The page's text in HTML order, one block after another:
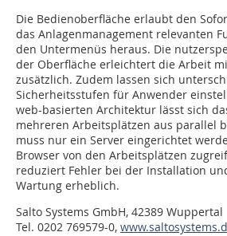
Die Bedienoberfläche erlaubt den
das Anlagenmanagement relevanten
den Untermenüs heraus. Die
der Oberfläche erleichtert die Arbeit
zusätzlich. Zudem lassen sich
Sicherheitsstufen für Anwender
web-basierten Architektur lässt sich
mehreren Arbeitsplätzen aus parallel
muss nur ein Server eingerichtet
Browser von den Arbeitsplätzen
reduziert Fehler bei der Installation
Wartung erheblich.
Salto Systems GmbH, 42389 Wuppertal
Tel. 0202 769579-0,